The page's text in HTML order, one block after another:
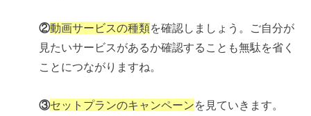
②動画サービスの種類を確認しましょう。ご自分が
見たいサービスがあるか確認することも無駄を省く
ことにつながりますね。
③セットプランのキャンペーンを見ていきます。